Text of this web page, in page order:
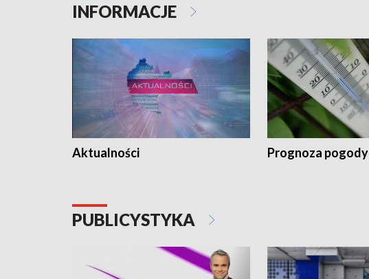
INFORMACJE
Aktualności Prognoza pogody
PUBLICYSTYKA